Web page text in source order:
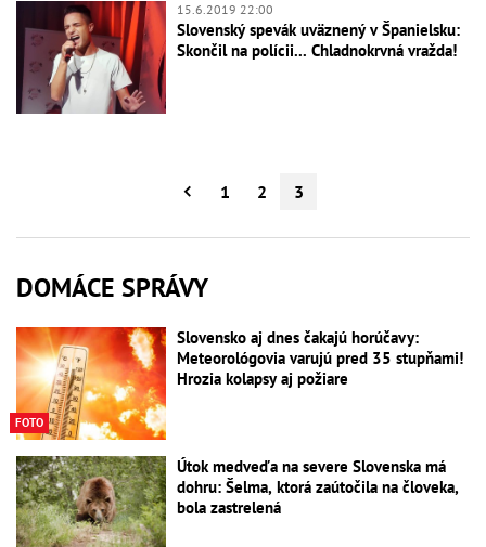
15.6.2019 22:00
Slovenský spevák uväznený v Španielsku:
Skončil na polícii... Chladnokrvná vražda!
1 2 3
DOMÁCE SPRÁVY
FOTO
Slovensko aj dnes čakajú horúčavy:
Meteorológovia varujú pred 35 stupňami!
Hrozia kolapsy aj požiare
Útok medveďa na severe Slovenska má
dohru: Šelma, ktorá zaútočila na človeka,
bola zastrelená